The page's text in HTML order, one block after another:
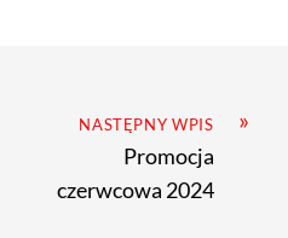
»
NASTĘPNY WPIS
Promocja
czerwcowa 2024